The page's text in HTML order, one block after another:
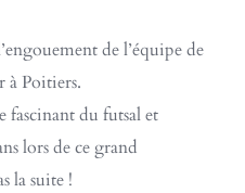
de l’équipe de
à Poitiers.
fascinant du futsal et
lors de ce grand
la suite !